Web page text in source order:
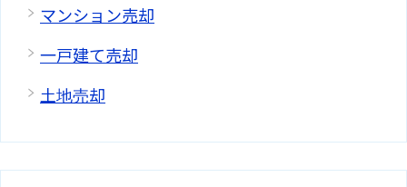
マンション売却
一戸建て売却
土地売却